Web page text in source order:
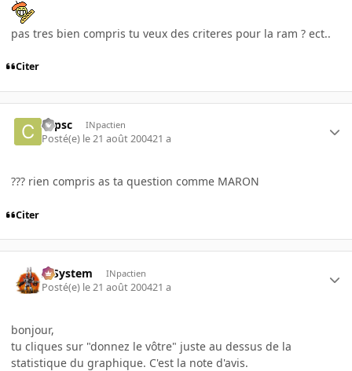
pas tres bien compris tu veux des criteres pour la ram ? ect..
Citer
copsc INpactien
Posté(e) le 21 août 200421 a
??? rien compris as ta question comme MARON
Citer
X-System INpactien
Posté(e) le 21 août 200421 a
bonjour,
tu cliques sur "donnez le vôtre" juste au dessus de la
statistique du graphique. C'est la note d'avis.